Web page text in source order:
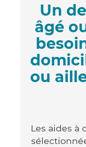
Un
âgé
ou
Les aides à